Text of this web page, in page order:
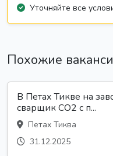
Уточняйте все
Похожие
В Петах Тикве на
сварщик СО2 с п...
Петах Тиква
31.12.2025